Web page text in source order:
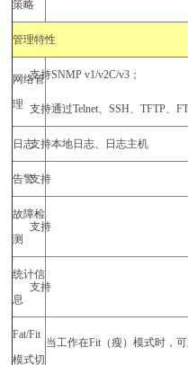
策略
管理特性
网络管
理
支持SNMP v1/v2C/v3；
支持通过Telnet、 SSH、 TFTP、
日志支持本地日志、日志主机
告警支持
故障检
测
支持
统计信
息
支持
Fat/Fit
模式切
当工作在Fit （瘦）模式时，